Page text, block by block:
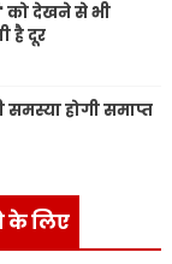
को देखने से भी
है दूर
होगी समाप्त
के लिए